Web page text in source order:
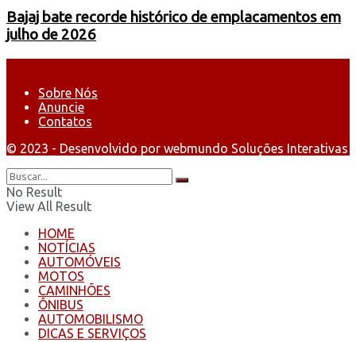
Bajaj bate recorde histórico de emplacamentos em
julho de 2026
Sobre Nós
Anuncie
Contatos
© 2023 - Desenvolvido por webmundo Soluções Interativas
No Result
View All Result
HOME
NOTÍCIAS
AUTOMÓVEIS
MOTOS
CAMINHÕES
ÔNIBUS
AUTOMOBILISMO
DICAS E SERVIÇOS